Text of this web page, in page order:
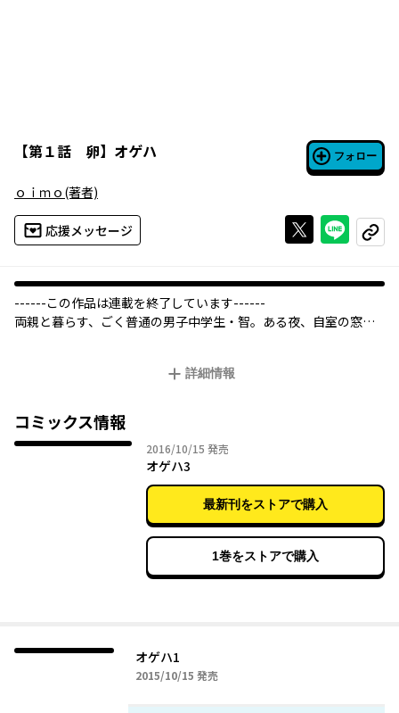
【第１話 卵】 オゲハ フォロー
ｏｉｍｏ (著者)
応援メッセージ Xで投稿する
ライン
コピー
------この作品は連載を終了しています------
両親と暮らす、ごく普通の男子中学生・智。ある夜、自室の窓か
発見したのはとんでもない姿をした異形の生物だった。その生物
詳細情報
コミックス情報
2016/10/15 2016年10月15日
発売
オゲハ3
最新刊をストアで購入
1巻をストアで購入
オゲハ1
2015/10/15 2015年10月15日
発売